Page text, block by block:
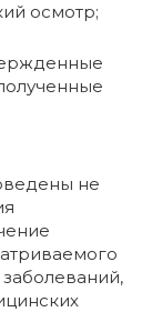
осмотр;
не